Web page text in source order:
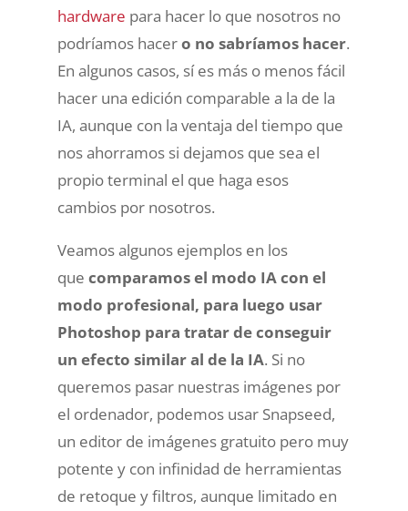
hardware para hacer lo que nosotros no
podríamos hacero no sabríamos hacer.
En algunos casos, sí es más o menos fácil
hacer una edición comparable a la de la
IA, aunque con la ventaja del tiempo que
nos ahorramos si dejamos que sea el
propio terminal el que haga esos
cambios por nosotros.
Veamos algunos ejemplos en los
que comparamos el modo IA con el
modo profesional, para luego usar
Photoshop para tratar de conseguir
un efecto similar al de la IA. Si no
queremos pasar nuestras imágenes por
el ordenador, podemos usar Snapseed,
un editor de imágenes gratuito pero muy
potente y con infinidad de herramientas
de retoque y filtros, aunque limitado en